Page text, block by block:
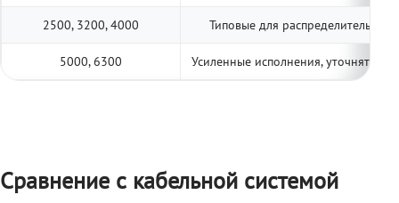
2500, 3200, 4000 Типовые для распределительных
5000, 6300 Усиленные исполнения, уточнять по
Сравнение с кабельной системой